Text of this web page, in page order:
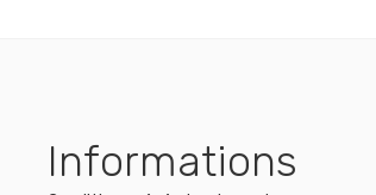
Informations